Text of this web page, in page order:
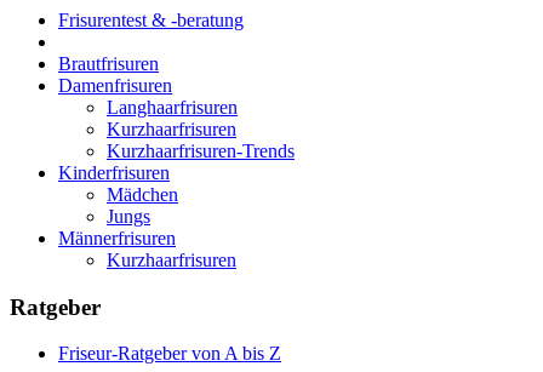
Frisurentest & -beratung
Brautfrisuren
Damenfrisuren
Langhaarfrisuren
Kurzhaarfrisuren
Kurzhaarfrisuren-Trends
Kinderfrisuren
Mädchen
Jungs
Männerfrisuren
Kurzhaarfrisuren
Ratgeber
Friseur-Ratgeber von A bis Z